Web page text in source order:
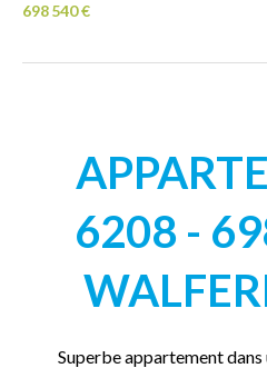
698 540 €
6208 -
Superbe appartement